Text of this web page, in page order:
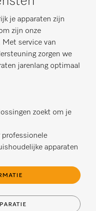
je apparaten zijn
zijn onze
service van
zorgen we
jarenlang optimaal
zoekt om je
professionele
apparaten